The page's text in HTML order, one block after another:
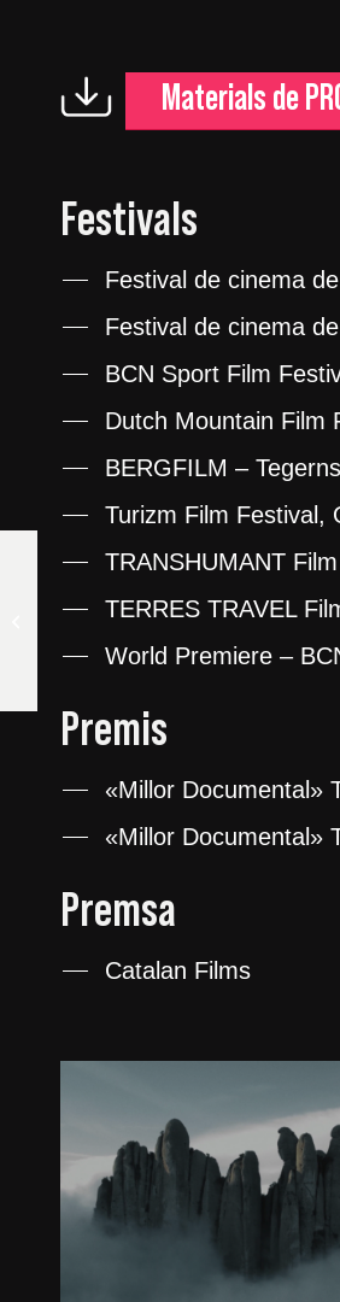
Materials de
Festivals
Festival de cinema
Festival de cinema
BCN Sport Film
Dutch Mountain Film
BERGFILM –
Turizm Film Festival,
TRANSHUMANT
TERRES TRAVEL
World Premiere –
Premis
«Millor Documental»
«Millor Documental»
Premsa
Catalan Films
IN MEMORIAM BIEL